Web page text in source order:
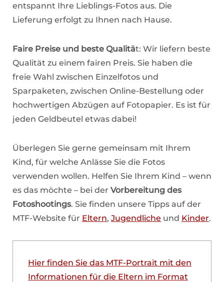
entspannt Ihre Lieblings-Fotos aus. Die
Lieferung erfolgt zu Ihnen nach Hause.
Faire Preise und beste Qualität: Wir liefern beste
Qualität zu einem fairen Preis. Sie haben die
freie Wahl zwischen Einzelfotos und
Sparpaketen, zwischen Online-Bestellung oder
hochwertigen Abzügen auf Fotopapier. Es ist für
jeden Geldbeutel etwas dabei!
Überlegen Sie gerne gemeinsam mit Ihrem
Kind, für welche Anlässe Sie die Fotos
verwenden wollen. Helfen Sie Ihrem Kind – wenn
es das möchte – bei der Vorbereitung des
Fotoshootings. Sie finden unsere Tipps auf der
MTF-Website für Eltern, Jugendliche und Kinder.
Hier finden Sie das MTF-Portrait mit den
Informationen für die Eltern im Format